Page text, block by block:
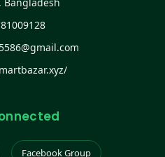
Facebook Group